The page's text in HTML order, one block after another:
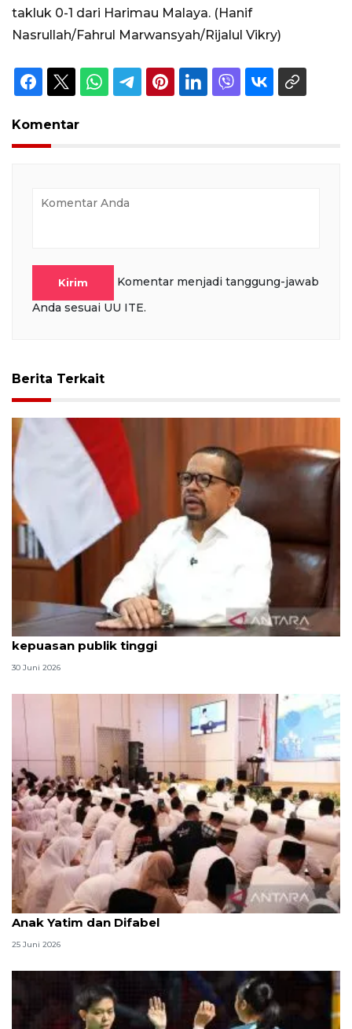
takluk 0-1 dari Harimau Malaya. (Hanif
Nasrullah/Fahrul Marwansyah/Rijalul Vikry)
Komentar
Kirim
Komentar menjadi tanggung-jawab
Anda sesuai UU ITE.
Berita Terkait
Qodari: Pemerintah tak puas diri meski tingkat
kepuasan publik tinggi
30 Juni 2026
Menag jadikan setiap 10 Muharam sebagai Lebaran
Anak Yatim dan Difabel
25 Juni 2026